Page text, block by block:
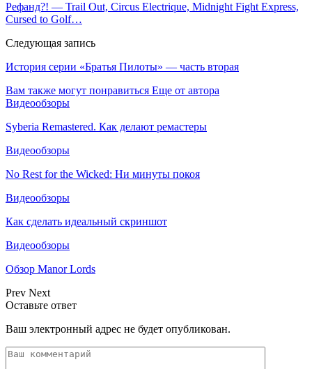
Рефанд?! — Trail Out, Circus Electrique, Midnight Fight Express,
Cursed to Golf…
Следующая запись
История серии «Братья Пилоты» — часть вторая
Вам также могут понравиться Еще от автора
Видеообзоры
Syberia Remastered. Как делают ремастеры
Видеообзоры
No Rest for the Wicked: Ни минуты покоя
Видеообзоры
Как сделать идеальный скриншот
Видеообзоры
Обзор Manor Lords
Prev Next
Оставьте ответ
Ваш электронный адрес не будет опубликован.